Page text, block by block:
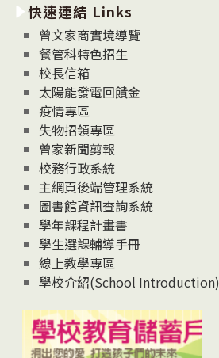
消
息
News
快速連結 Links
曾文家商實境導覽
餐管科特色招生
校長信箱
太陽能發電回饋金
疫情專區
失物招領專區
曾家新聞剪報
校務行政系統
主網頁後端管理系統
圖書館資訊查詢系統
學年課程計畫書
學生選課輔導手冊
線上教學專區
學校介紹(School Introduction)